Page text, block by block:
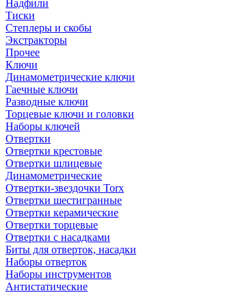
Надфили
Тиски
Степлеры и скобы
Экстракторы
Прочее
Ключи
Динамометрические ключи
Гаечные ключи
Разводные ключи
Торцевые ключи и головки
Наборы ключей
Отвертки
Отвертки крестовые
Отвертки шлицевые
Динамометрические
Отвертки-звездочки Torx
Отвертки шестигранные
Отвертки керамические
Отвертки торцевые
Отвертки с насадками
Биты для отверток, насадки
Наборы отверток
Наборы инструментов
Антистатические